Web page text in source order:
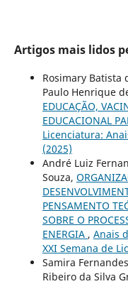
Artigos mais lidos
Rosimary Batista
Paulo Henrique
EDUCAÇÃO,
EDUCACIONAL
Licenciatura:
(2025)
André Luiz
Souza,
PENSAMENTO
SOBRE O
ENERGIA , Anais
XXI Semana de
Samira
Ribeiro da Silva